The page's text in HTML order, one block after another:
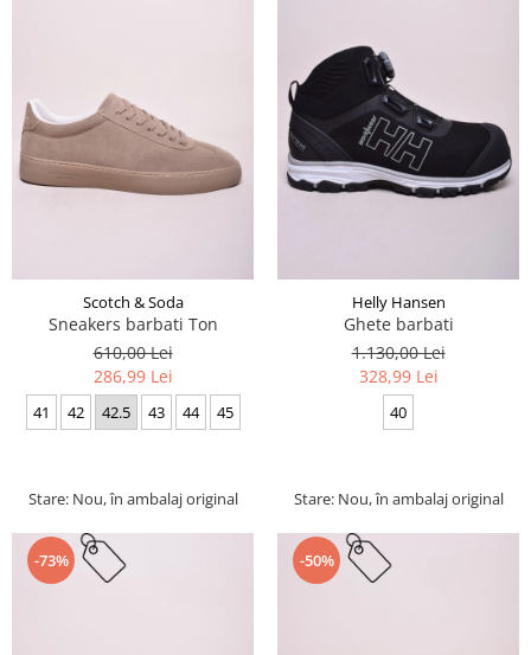
Scotch & Soda
Sneakers barbati Ton
610,00 Lei
286,99 Lei
41 42 42.5 43 44 45
Stare: Nou, în ambalaj original
Helly Hansen
Ghete barbati
1.130,00 Lei
328,99 Lei
40
Stare: Nou, în ambalaj original
-73% -50%